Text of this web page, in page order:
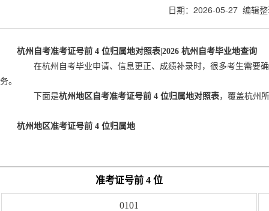
日期：2026-05-27 编辑
杭州自考准考证号前 4 位归属地对照表|2026 杭州自考毕业地查询
在杭州自考毕业申请、信息更正、成绩补录时，很多考生需要
务。
下面是杭州地区自考准考证号前 4 位归属地对照表，覆盖杭州
杭州地区准考证号前 4 位归属地
准考证号前 4 位
0101